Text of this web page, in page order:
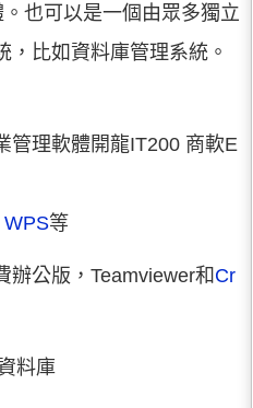
也可以是一個由眾多獨立
比如資料庫管理系統。
管理軟體開龍IT200 商軟E
WPS等
辦公版，Teamviewer和 Cr
料庫